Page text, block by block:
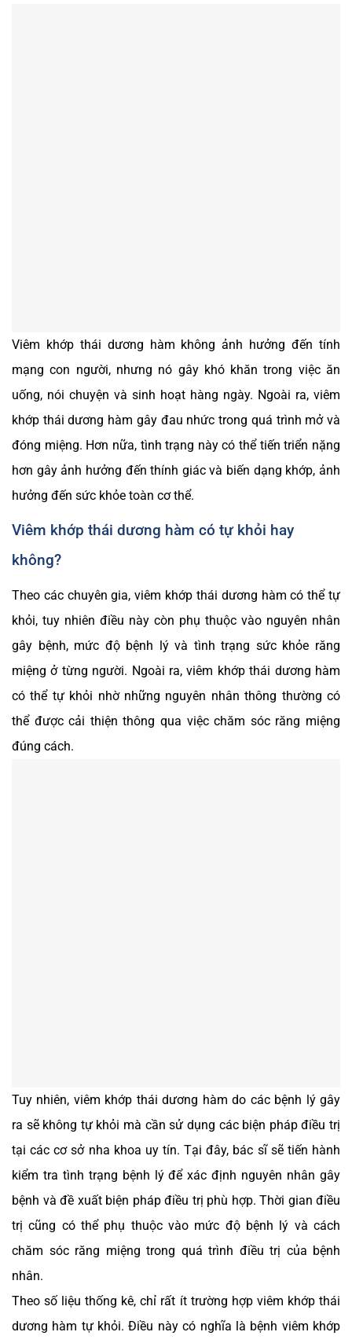
Viêm khớp thái dương hàm không ảnh hưởng đến tính
mạng con người, nhưng nó gây khó khăn trong việc ăn
uống, nói chuyện và sinh hoạt hàng ngày. Ngoài ra, viêm
khớp thái dương hàm gây đau nhức trong quá trình mở và
đóng miệng. Hơn nữa, tình trạng này có thể tiến triển nặng
hơn gây ảnh hưởng đến thính giác và biến dạng khớp, ảnh
hưởng đến sức khỏe toàn cơ thể.
Viêm khớp thái dương hàm có tự khỏi hay
không?
Theo các chuyên gia, viêm khớp thái dương hàm có thể tự
khỏi, tuy nhiên điều này còn phụ thuộc vào nguyên nhân
gây bệnh, mức độ bệnh lý và tình trạng sức khỏe răng
miệng ở từng người. Ngoài ra, viêm khớp thái dương hàm
có thể tự khỏi nhờ những nguyên nhân thông thường có
thể được cải thiện thông qua việc chăm sóc răng miệng
đúng cách.
Tuy nhiên, viêm khớp thái dương hàm do các bệnh lý gây
ra sẽ không tự khỏi mà cần sử dụng các biện pháp điều trị
tại các cơ sở nha khoa uy tín. Tại đây, bác sĩ sẽ tiến hành
kiểm tra tình trạng bệnh lý để xác định nguyên nhân gây
bệnh và đề xuất biện pháp điều trị phù hợp. Thời gian điều
trị cũng có thể phụ thuộc vào mức độ bệnh lý và cách
chăm sóc răng miệng trong quá trình điều trị của bệnh
nhân.
Theo số liệu thống kê, chỉ rất ít trường hợp viêm khớp thái
dương hàm tự khỏi. Điều này có nghĩa là bệnh viêm khớp